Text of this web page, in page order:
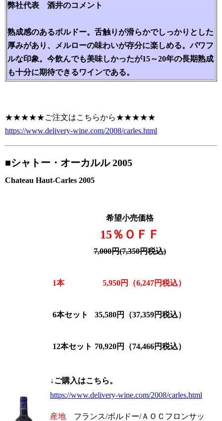
弊社代表 酒井のコメント
熟成感のあるボルドー。舌触りが滑らかでしっかりとした
厚みがあり、メルローの味わいが存分に楽しめる。パワフ
ルな印象。今飲んでも美味しかったが15～20年の長期熟成
も十分に期待できるワインである。
★★★★★ご注文はこちらから★★★★★
https://www.delivery-wine.com/2008/carles.html
■シャトー・オーカルル 2005
Chateau Haut-Carles 2005
希望小売価格
15％ＯＦＦ
7,000円(7,350円税込)
1本 5,950円（6,247円税込）
6本セット 35,580円（37,359円税込）
12本セット 70,920円（74,466円税込）
↓ご購入はこちら。
https://www.delivery-wine.com/2008/carles.html
産地 フランス/ボルドー/ＡＯＣフロンサッ